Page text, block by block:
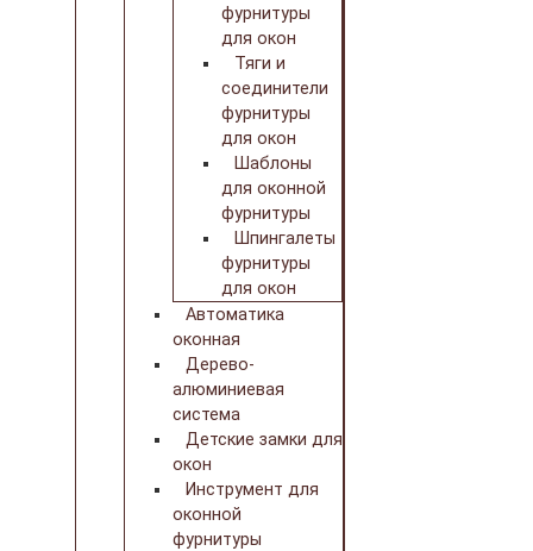
фурнитуры
для окон
Тяги и
соединители
фурнитуры
для окон
Шаблоны
для оконной
фурнитуры
Шпингалеты
фурнитуры
для окон
Автоматика
оконная
Дерево-
алюминиевая
система
Детские замки для
окон
Инструмент для
оконной
фурнитуры